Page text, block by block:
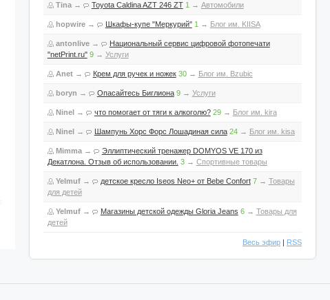
Tina→ Toyota Caldina AZT 246 ZT 1 → Автомобили
hopwire→ Шкафы-купе "Меркурий" 1 → Блог им. KIISA
antonlive→
Национальный сервис цифровой фотопечати
"netPrint.ru" 9→ Услуги
Anet→ Крем для ручек и ножек 30→ Блог им. Bzubic
boryn → Опасайтесь Биглиона 9→ Услуги
Ninel→ что помогает от тяги к алкоголю? 29→ Блог им. kira
Ninel→ Шампунь Хорс Форс Лошадиная сила 24→ Блог им. kisa
Mimma→
Эллиптический тренажер DOMYOS VE 170 из
Декатлона. Отзыв об использовании. 3→ Спортивные товары
Yelmuf→ детское кресло Iseos Neo+ от Bebe Confort 7→ Товары
для детей
Yelmuf→ Магазины детской одежды Gloria Jeans 6→ Товары для
детей
Весь эфир| RSS